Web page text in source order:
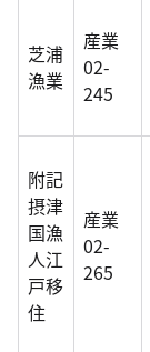
芝浦
漁業
産業
02-
245
附記
摂津
国漁
人江
戸移
住
産業
02-
265